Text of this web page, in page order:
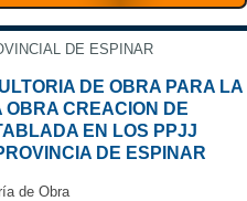
DE ESPINAR
DE OBRA PARA LA
CREACION DE
EN LOS PPJJ
DE ESPINAR
de Obra